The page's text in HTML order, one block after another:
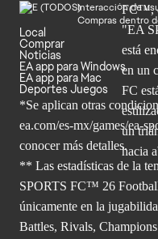
Interacción de
Compras dentro
Local
Comprar
Noticias
EA app para Windows
EA app para Mac
Deportes Juegos
*Se aplican otras
ea.com/es-mx/games/ea-
conocer más detalles.
** Las estadísticas de la
SPORTS FC™ 26
únicamente en la
Battles, Rivals,